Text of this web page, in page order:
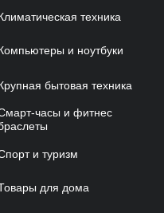
техника
и ноутбуки
бытовая техника
часы и фитнес
и туризм
для дома